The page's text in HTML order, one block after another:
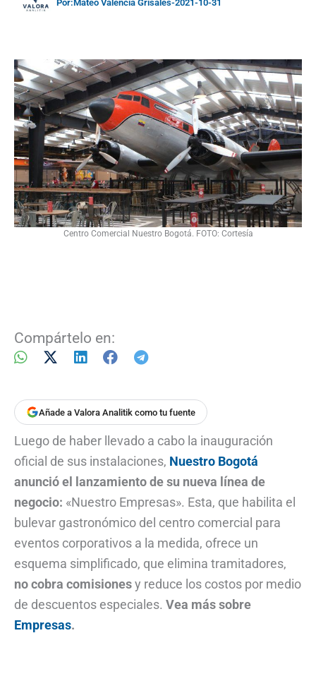
Por:Mateo Valencia Grisales-2021-10-31
Centro Comercial Nuestro Bogotá. FOTO: Cortesía
Compártelo en:
Añade a Valora Analitik como tu fuente
Luego de haber llevado a cabo la inauguración
oficial de sus instalaciones, Nuestro Bogotá
anunció el lanzamiento de su nueva línea de
negocio: «Nuestro Empresas». Esta, que habilita el
bulevar gastronómico del centro comercial para
eventos corporativos a la medida, ofrece un
esquema simplificado, que elimina tramitadores,
no cobra comisionesy reduce los costos por medio
de descuentos especiales. Vea más sobre
Empresas.